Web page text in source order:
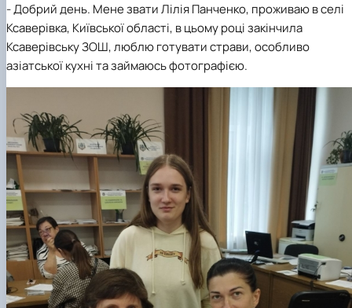
Матеріально-технічна база
Бази практичного навчання здобувачів
Інформація про акредитацію
- Добрий день. Мене звати Лілія Панченко, проживаю в селі
Ксаверівка, Київської області, в цьому році закінчила
Ксаверівську ЗОШ, люблю готувати страви, особливо
азіатської кухні та займаюсь фотографією.